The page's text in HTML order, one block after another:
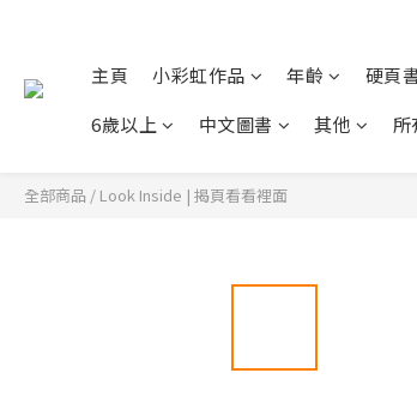
主頁 小彩虹作品 年齡 硬頁
6歲以上
中文圖書 其他 所
全部商品 / Look Inside | 揭頁看看裡面